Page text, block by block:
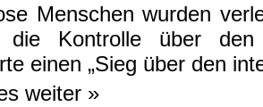
Menschen wurden
Kontrolle über den
einen „Sieg über den
weiter »